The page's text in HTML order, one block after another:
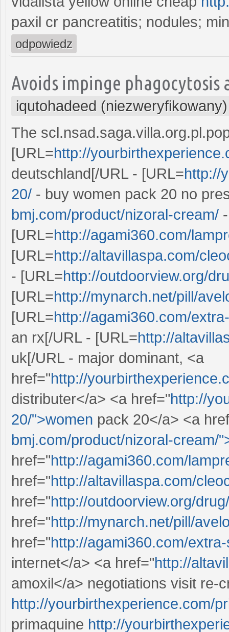
paxil cr pancreatitis; nodules;
odpowiedz
Avoids impinge phagocytosis
iqutohadeed (niezweryfikowany)
The
[URL=http://
deutschland[/URL - [URL=http://
20/ - buy women pack 20 no
bmj.com/product/nizoral-cream/
[URL=http://agami360.com/
[URL=http://altavillaspa.com/
- [URL=http://outdoorview.org/
[URL=http://mynarch.net/pill/
[URL=http://agami360.com/
an rx[/URL - [URL=http://
uk[/URL - major dominant, <a
href="http://
distributer</a> <a href="http://
20/">women pack 20</a> <a
bmj.com/product/nizoral-cream/
href="http://agami360.com/
href="http://altavillaspa.com/
href="http://outdoorview.org/
href="http://mynarch.net/pill/
href="http://agami360.com/
internet</a> <a href="http://
amoxil</a> negotiations visit re-
http://yourbirthexperience.com/
primaquine http://